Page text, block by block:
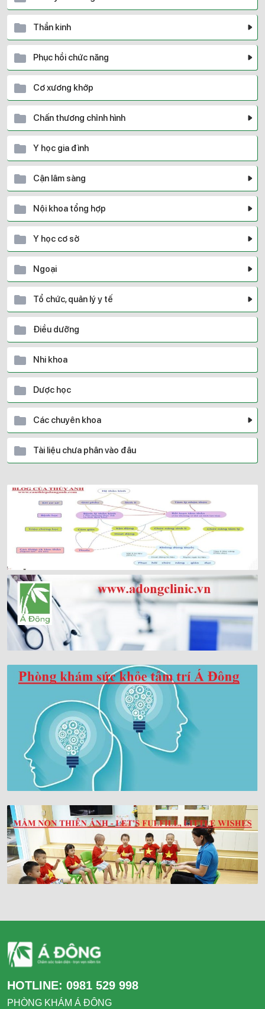
Thần kinh
Phục hồi chức năng
Cơ xương khớp
Chấn thương chỉnh hình
Y học gia đình
Cận lâm sàng
Nội khoa tổng hợp
Y học cơ sở
Ngoại
Tổ chức, quản lý y tế
Điều dưỡng
Nhi khoa
Dược học
Các chuyên khoa
Tài liệu chưa phân vào đâu
HOTLINE: 0981 529 998
PHÒNG KHÁM Á ĐÔNG